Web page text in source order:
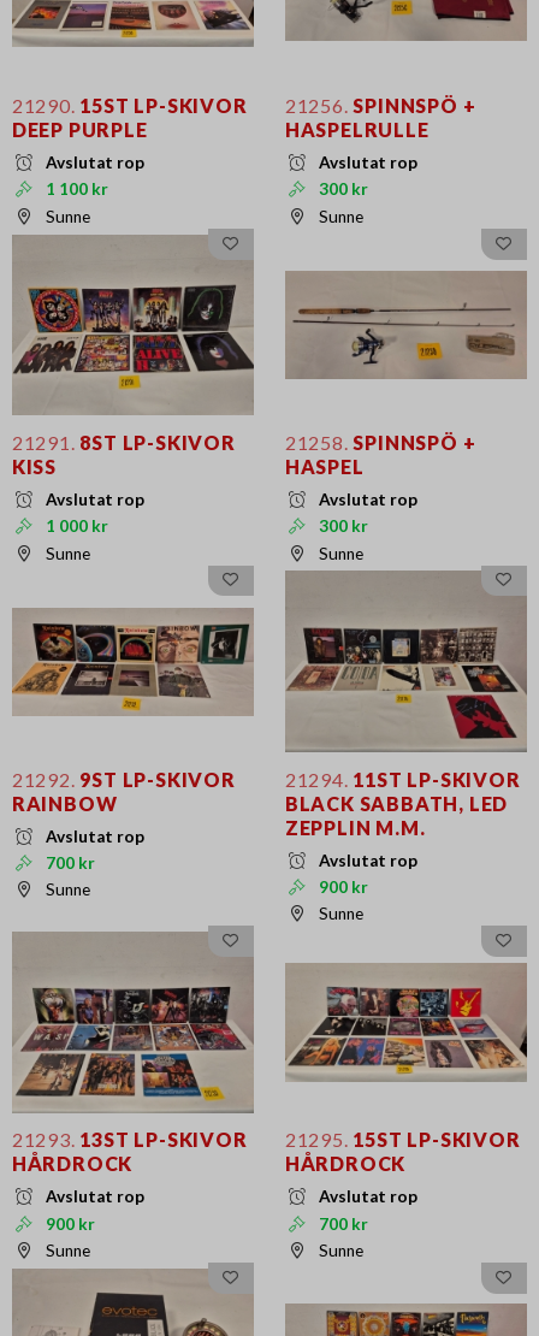
21290. 15ST LP-SKIVOR
DEEP PURPLE
Avslutat rop
1 100 kr
Sunne
21256. SPINNSPÖ +
HASPELRULLE
Avslutat rop
300 kr
Sunne
21291. 8ST LP-SKIVOR
KISS
Avslutat rop
1 000 kr
Sunne
21258. SPINNSPÖ +
HASPEL
Avslutat rop
300 kr
Sunne
21292. 9ST LP-SKIVOR
RAINBOW
Avslutat rop
700 kr
Sunne
21294. 11ST LP-SKIVOR
BLACK SABBATH, LED
ZEPPLIN M.M.
Avslutat rop
900 kr
Sunne
21293. 13ST LP-SKIVOR
HÅRDROCK
Avslutat rop
900 kr
Sunne
21295. 15ST LP-SKIVOR
HÅRDROCK
Avslutat rop
700 kr
Sunne